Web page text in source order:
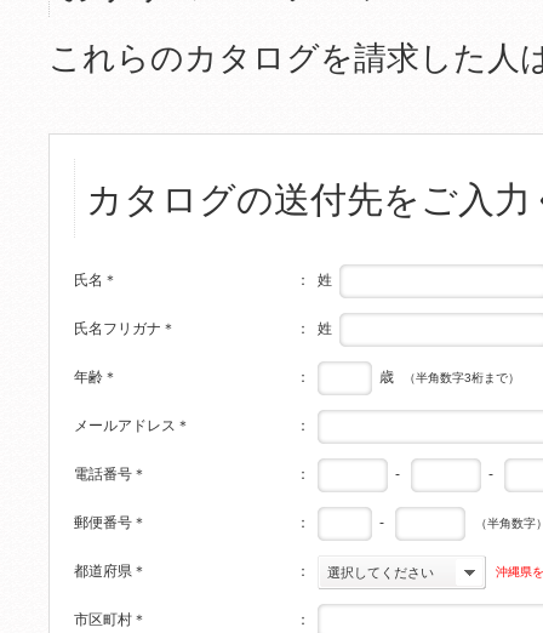
これらのカタログを請求した人
カタログの送付先をご入
氏名 ＊ ： 姓
氏名フリガナ ＊ ： 姓
年齢 ＊ ： 歳 （半角数字3桁まで）
メールアドレス ＊ ：
電話番号 ＊ ： - -
郵便番号 ＊ ： - （半角数字
都道府県 ＊ ： 選択してください 沖縄県
市区町村 ＊ ：